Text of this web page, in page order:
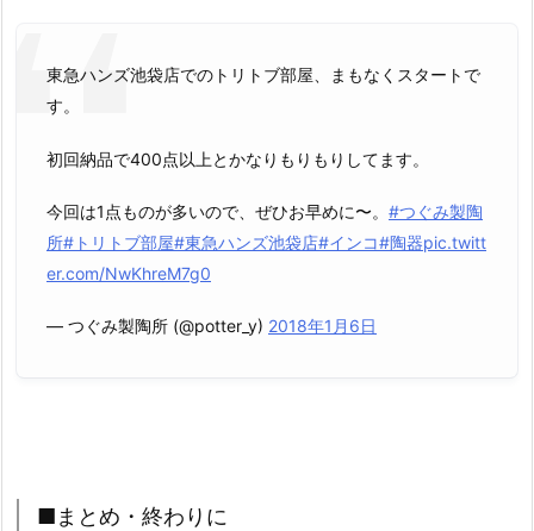
東急ハンズ池袋店でのトリトブ部屋、まもなくスタートで
す。
初回納品で400点以上とかなりもりもりしてます。
今回は1点ものが多いので、ぜひお早めに〜。 #つぐみ製陶
所#トリトブ部屋#東急ハンズ池袋店#インコ#陶器pic.twitt
er.com/NwKhreM7g0
— つぐみ製陶所 (@potter_y) 2018年1月6日
■まとめ・終わりに